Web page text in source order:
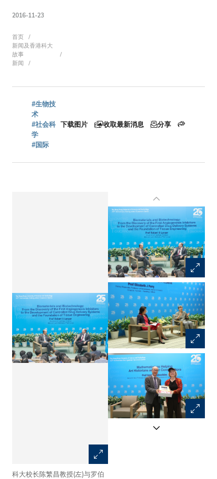
2016-11-23
面
包
屑
首页
新闻及香港科大
故事
新闻
#生物技
术
#社会科
学
#国际
下载图片 收取最新消息 分享
科大校长陈繁昌教授(左)与罗伯